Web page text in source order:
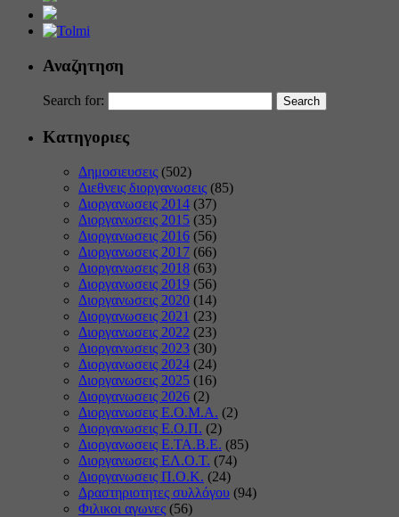
Αναζητηση
Search for:
Κατηγοριες
Δημοσιευσεις (502)
Διεθνεις διοργανωσεις (85)
Διοργανωσεις 2014 (37)
Διοργανωσεις 2015 (35)
Διοργανωσεις 2016 (56)
Διοργανωσεις 2017 (66)
Διοργανωσεις 2018 (63)
Διοργανωσεις 2019 (56)
Διοργανωσεις 2020 (14)
Διοργανωσεις 2021 (23)
Διοργανωσεις 2022 (23)
Διοργανωσεις 2023 (30)
Διοργανωσεις 2024 (24)
Διοργανωσεις 2025 (16)
Διοργανωσεις 2026 (2)
Διοργανωσεις Ε.Ο.Μ.Α. (2)
Διοργανωσεις Ε.Ο.Π. (2)
Διοργανωσεις Ε.ΤΑ.Β.Ε. (85)
Διοργανωσεις ΕΛ.Ο.Τ. (74)
Διοργανωσεις Π.Ο.Κ. (24)
Δραστηριοτητες συλλόγου (94)
Φιλικοι αγωνες (56)